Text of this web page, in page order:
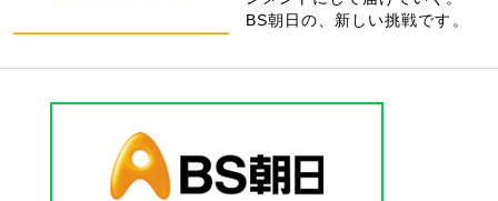
BS朝日の、新しい挑戦です。